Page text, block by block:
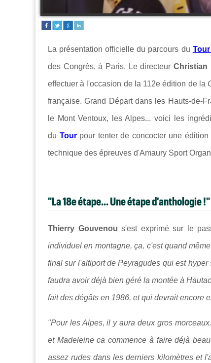
La présentation officielle du parcours du
des Congrès, à Paris. Le directeur Christian
effectuer à l'occasion de la 112e édition de la
française. Grand Départ dans les Hauts-de-
le Mont Ventoux, les Alpes... voici les
du Tourpour tenter de concocter une
technique des épreuves d'Amaury Sport
"La 18e étape... Une étape d'anthologie !"
Thierry Gouvenou s'est exprimé sur le
individuel en montagne, ça, c'est quand
final sur l'altiport de Peyragudes qui est
faudra avoir déjà bien géré la montée à
fait des dégâts en 1986, et qui devrait encore
"Pour les Alpes, il y aura deux gros
et Madeleine ca commence à faire déjà
assez rudes dans les derniers kilomètres et